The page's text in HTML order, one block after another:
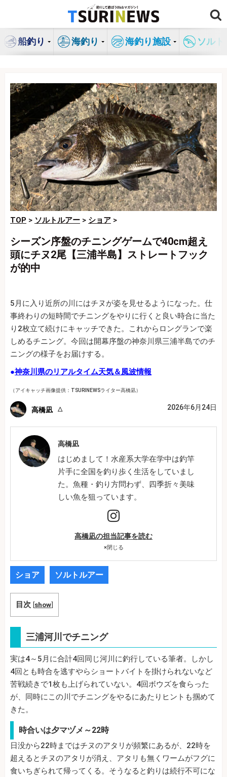
ン
船釣り 海釣り 海釣り施設 ソル
TOP > ソルトルアー > ショア >
シーズン序盤のチニングゲームで40cm超え
頭にチヌ2尾【三浦半島】ストレートフック
が的中
5月に入り近所の川にはチヌが姿を見せるようになった。仕
事終わりの短時間でチニングをやりに行くと良い時合に当た
り2枚立て続けにキャッチできた。これからロングランで楽
しめるチニング。今回は開幕序盤の神奈川県三浦半島でのチ
ニングの様子をお届けする。
●神奈川県のリアルタイム天気＆風波情報
（アイキャッチ画像提供：TSURINEWSライター高橋凪）
高橋凪 2026年6月24日
高橋凪
はじめまして！水産系大学在学中は釣竿
片手に全国を釣り歩く生活をしていまし
た。魚種・釣り方問わず、四季折々美味
しい魚を狙っています。
高橋凪の担当記事を読む
×閉じる
ショア ソルトルアー
目次 [show]
三浦河川でチニング
実は4～5月に合計4回同じ河川に釣行している筆者。しかし
4回とも時合を逃すやらショートバイトを掛けられないなど
苦戦続きで1枚も上げられていない。4回ボウズを食らった
が、同時にこの川でチニングをやるにあたりヒントも掴めて
きた。
時合いは夕マヅメ～22時
日没から22時まではチヌのアタリが頻繁にあるが、22時を
超えるとチヌのアタリが消え、アタリも無くワームがフグに
食いちぎられて帰ってくる。そうなると釣りは続行不可にな